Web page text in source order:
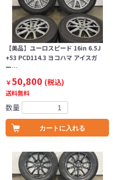
【美品】ユーロスピード 16in 6.5J
+53 PCD114.3 ヨコハマ アイスガ
ー…
￥50,800 (税込)
送料無料
数量
カートに入れる